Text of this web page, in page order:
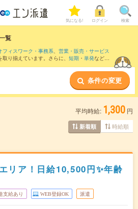
気になる! ログイン 検索
覧
フィスワーク・事務系、 営業・販売・サービス
り揃えています。さらに、 短期 ・ 単発などの
など隣接エリアのお仕事もご確認いただ
条件の変更
平均時給: 1,300 円
新着順 時給順
ア！日給10,500円✨年齢
支給あり WEB登録OK 派遣